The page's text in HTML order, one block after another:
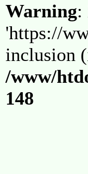
Warning:
'https://
inclusion
/www/
148